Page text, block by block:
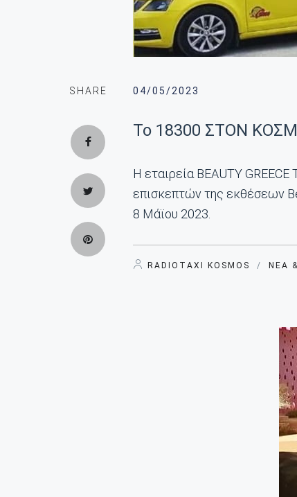
SHARE 04/05/2023
To 18300 ΣΤΟΝ
Η εταιρεία BEAUTY
επισκεπτών της εκθέσεων
8 Μάϊου 2023.
RADIOTAXI KOSMOS / ΝΈΑ